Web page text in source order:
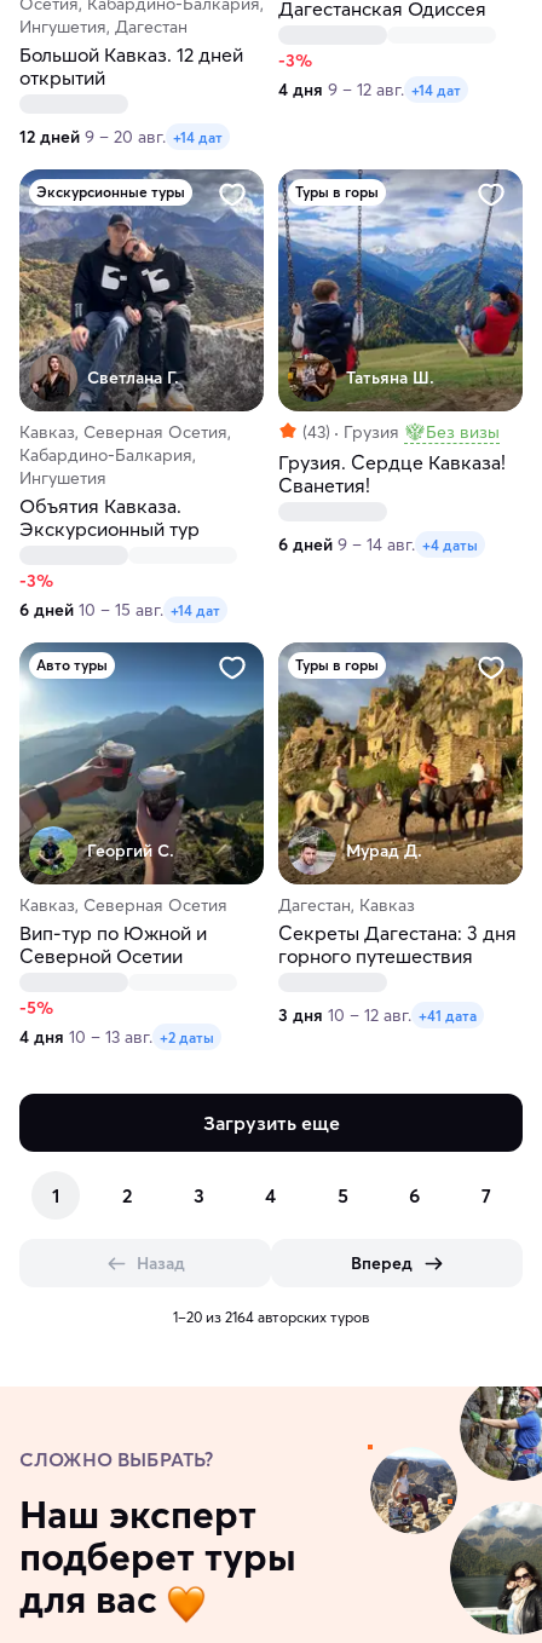
Ингушетия, Дагестан
Большой Кавказ. 12 дней
открытий
12 дней 9 – 20 авг. +14 дат
Дагестанская Одиссея
-3%
4 дня 9 – 12 авг. +14 дат
Экскурсионные туры
Светлана Г.
Кавказ, Северная Осетия,
Кабардино-Балкария,
Ингушетия
Объятия Кавказа.
Экскурсионный тур
-3%
6 дней 10 – 15 авг. +14 дат
Туры в горы
Татьяна Ш.
(43) Грузия Без визы
Грузия. Сердце Кавказа!
Сванетия!
6 дней 9 – 14 авг. +4 даты
Авто туры
Георгий С.
Кавказ, Северная Осетия
Вип-тур по Южной и
Северной Осетии
-5%
4 дня 10 – 13 авг. +2 даты
Туры в горы
Мурад Д.
Дагестан, Кавказ
Секреты Дагестана: 3 дня
горного путешествия
3 дня 10 – 12 авг. +41 дата
Загрузить еще
1 2 3 4 5 6 7
Назад Вперед
1–20 из 2164 авторских туров
СЛОЖНО ВЫБРАТЬ?
Наш эксперт
подберет туры
для вас